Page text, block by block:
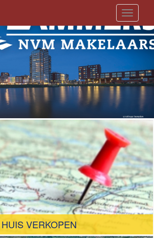
Toggle
HUIS VERKOPEN